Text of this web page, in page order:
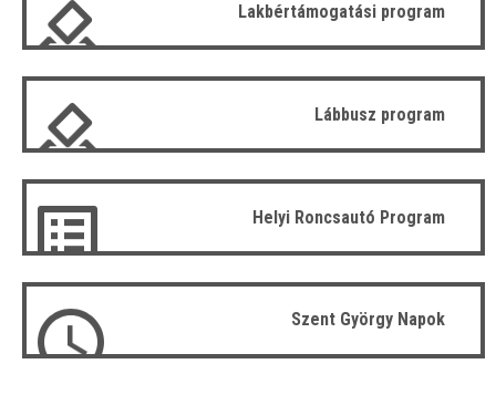
Lakbértámogatási program
Lábbusz program
Helyi Roncsautó Program
Szent György Napok